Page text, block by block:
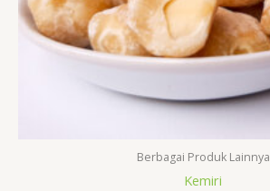
Berbagai Produk Lainnya
Kemiri